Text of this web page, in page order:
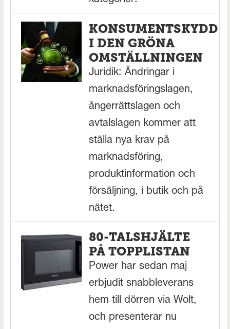
KONSUMENTSKYDD
I DEN GRÖNA
OMSTÄLLNINGEN
Juridik: Ändringar i
marknadsföringslagen,
ångerrättslagen och
avtalslagen kommer att
ställa nya krav på
marknadsföring,
produktinformation och
försäljning, i butik och på
nätet.
80-TALSHJÄLTE
PÅ TOPPLISTAN
Power har sedan maj
erbjudit snabbleverans
hem till dörren via Wolt,
och presenterar nu